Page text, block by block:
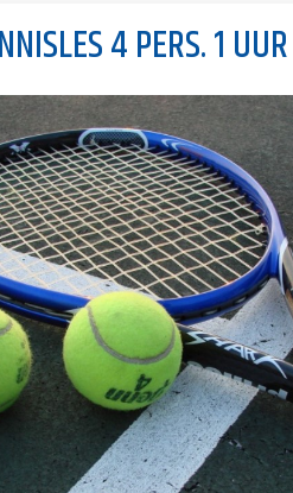
4 PERS. 1